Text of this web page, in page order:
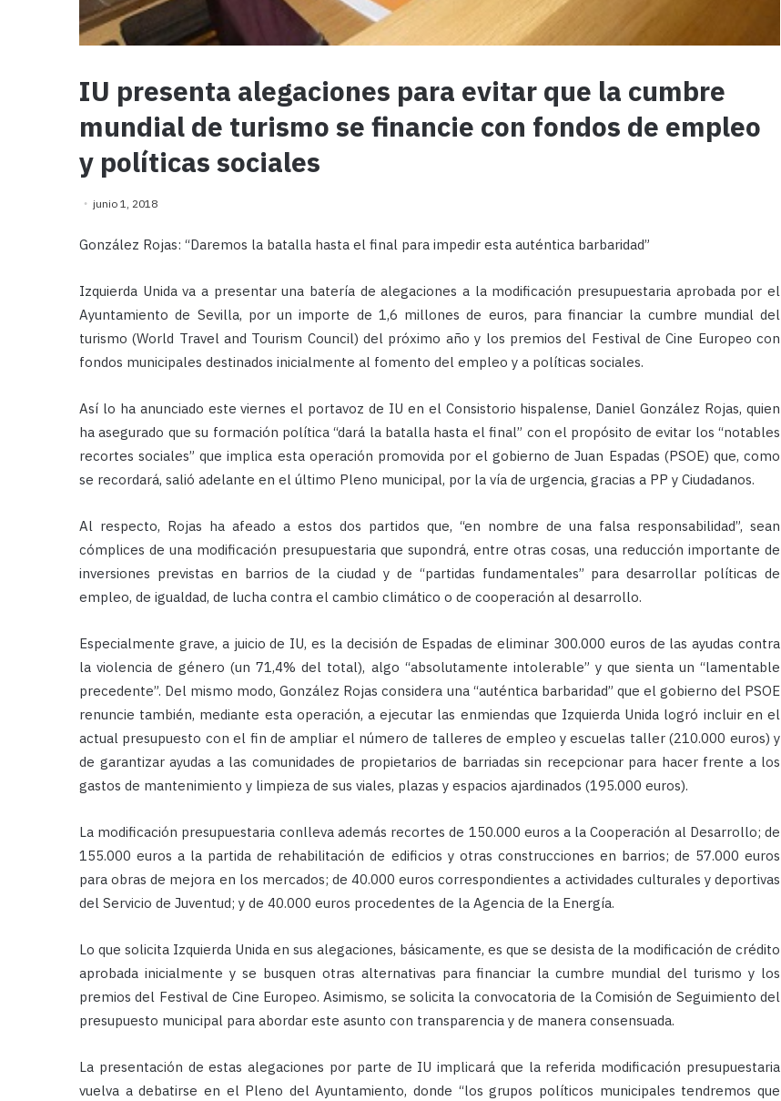
IU presenta alegaciones para evitar que la cumbre
mundial de turismo se financie con fondos de empleo
y políticas sociales
junio 1, 2018
González Rojas: “Daremos la batalla hasta el final para impedir esta auténtica barbaridad”
Izquierda Unida va a presentar una batería de alegaciones a la modificación presupuestaria aprobada por el
Ayuntamiento de Sevilla, por un importe de 1,6 millones de euros, para financiar la cumbre mundial del
turismo (World Travel and Tourism Council) del próximo año y los premios del Festival de Cine Europeo con
fondos municipales destinados inicialmente al fomento del empleo y a políticas sociales.
Así lo ha anunciado este viernes el portavoz de IU en el Consistorio hispalense, Daniel González Rojas, quien
ha asegurado que su formación política “dará la batalla hasta el final” con el propósito de evitar los “notables
recortes sociales” que implica esta operación promovida por el gobierno de Juan Espadas (PSOE) que, como
se recordará, salió adelante en el último Pleno municipal, por la vía de urgencia, gracias a PP y Ciudadanos.
Al respecto, Rojas ha afeado a estos dos partidos que, “en nombre de una falsa responsabilidad”, sean
cómplices de una modificación presupuestaria que supondrá, entre otras cosas, una reducción importante de
inversiones previstas en barrios de la ciudad y de “partidas fundamentales” para desarrollar políticas de
empleo, de igualdad, de lucha contra el cambio climático o de cooperación al desarrollo.
Especialmente grave, a juicio de IU, es la decisión de Espadas de eliminar 300.000 euros de las ayudas contra
la violencia de género (un 71,4% del total), algo “absolutamente intolerable” y que sienta un “lamentable
precedente”. Del mismo modo, González Rojas considera una “auténtica barbaridad” que el gobierno del PSOE
renuncie también, mediante esta operación, a ejecutar las enmiendas que Izquierda Unida logró incluir en el
actual presupuesto con el fin de ampliar el número de talleres de empleo y escuelas taller (210.000 euros) y
de garantizar ayudas a las comunidades de propietarios de barriadas sin recepcionar para hacer frente a los
gastos de mantenimiento y limpieza de sus viales, plazas y espacios ajardinados (195.000 euros).
La modificación presupuestaria conlleva además recortes de 150.000 euros a la Cooperación al Desarrollo; de
155.000 euros a la partida de rehabilitación de edificios y otras construcciones en barrios; de 57.000 euros
para obras de mejora en los mercados; de 40.000 euros correspondientes a actividades culturales y deportivas
del Servicio de Juventud; y de 40.000 euros procedentes de la Agencia de la Energía.
Lo que solicita Izquierda Unida en sus alegaciones, básicamente, es que se desista de la modificación de crédito
aprobada inicialmente y se busquen otras alternativas para financiar la cumbre mundial del turismo y los
premios del Festival de Cine Europeo. Asimismo, se solicita la convocatoria de la Comisión de Seguimiento del
presupuesto municipal para abordar este asunto con transparencia y de manera consensuada.
La presentación de estas alegaciones por parte de IU implicará que la referida modificación presupuestaria
vuelva a debatirse en el Pleno del Ayuntamiento, donde “los grupos políticos municipales tendremos que